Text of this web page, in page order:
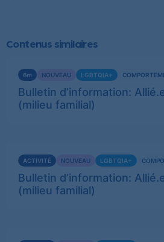
Contenus similaires
6m NOUVEAU LGBTQIA+
Bulletin d’information:
(milieu familial)
plus
ACTIVITÉ NOUVEAU LGBTQIA+
Bulletin d’information:
(milieu familial)
plus